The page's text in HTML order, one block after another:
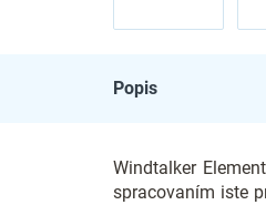
Popis
Windtalker
spracovaním iste